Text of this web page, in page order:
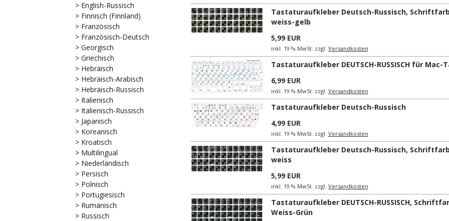
> English-Russisch
> Finnisch (Finnland)
> Französisch
> Französisch-Deutsch
> Georgisch
> Griechisch
> Hebräisch
> Hebräisch-Arabisch
> Hebräisch-Russisch
> Italienisch
> Italienisch-Russisch
> Japanisch
> Koreanisch
> Kroatisch
> Multilingual
> Niederländisch
> Persisch
> Polnisch
> Portugiesisch
> Rumänisch
> Russisch
Tastaturaufkleber Deutsch-Russisch,
weiss-gelb
5,99 EUR
inkl. 19 % MwSt. zzgl. Versandkosten
Tastaturaufkleber DEUTSCH-RUSSISCH für Mac-
6,99 EUR
inkl. 19 % MwSt. zzgl. Versandkosten
Tastaturaufkleber Deutsch-Russisch
4,99 EUR
inkl. 19 % MwSt. zzgl. Versandkosten
Tastaturaufkleber Deutsch-Russisch,
weiss
5,99 EUR
inkl. 19 % MwSt. zzgl. Versandkosten
Tastaturaufkleber DEUTSCH-RUSSISCH,
Weiss-Grün